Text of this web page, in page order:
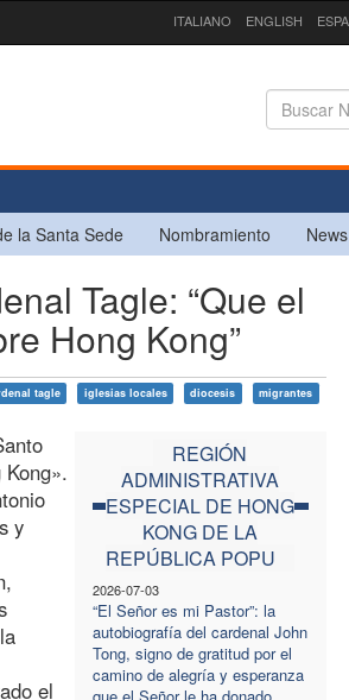
ITALIANO ENGLISH
la Santa Sede Nombramiento
Tagle: “Que el
Hong Kong”
tagle iglesias locales diocesis migrantes
REGIÓN
ADMINISTRATIVA
ESPECIAL DE HONG
KONG DE LA
REPÚBLICA POPU
2026-07-03
“El Señor es mi Pastor”: la
autobiografía del cardenal John
Tong, signo de gratitud por el
camino de alegría y esperanza
y
el